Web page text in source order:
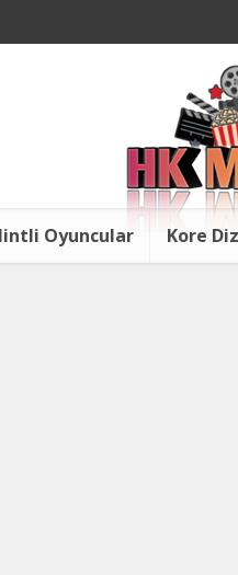
Oyuncular Kore